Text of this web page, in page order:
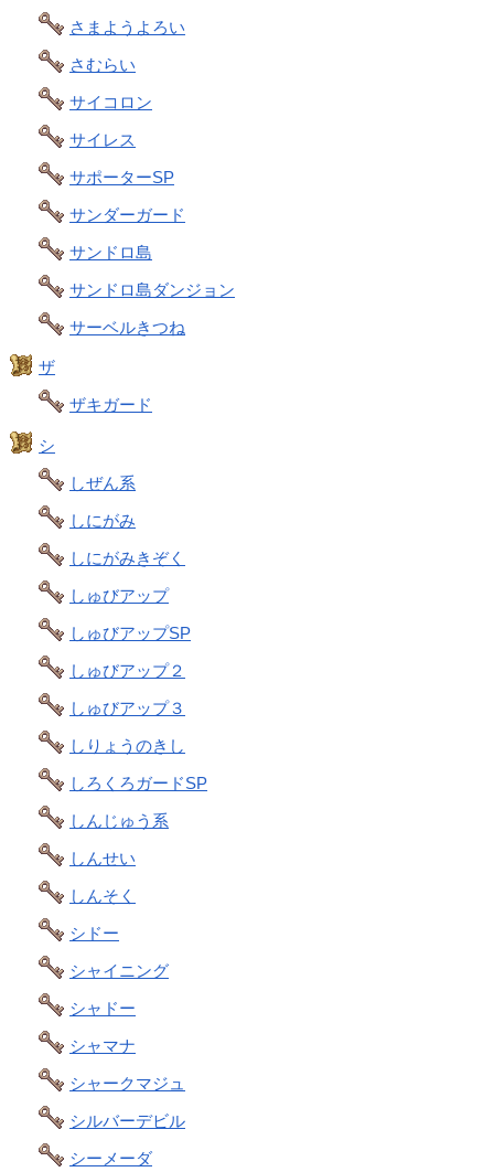
さまようよろい
さむらい
サイコロン
サイレス
サポーターSP
サンダーガード
サンドロ島
サンドロ島ダンジョン
サーベルきつね
ザ
ザキガード
シ
しぜん系
しにがみ
しにがみきぞく
しゅびアップ
しゅびアップSP
しゅびアップ２
しゅびアップ３
しりょうのきし
しろくろガードSP
しんじゅう系
しんせい
しんそく
シドー
シャイニング
シャドー
シャマナ
シャークマジュ
シルバーデビル
シーメーダ